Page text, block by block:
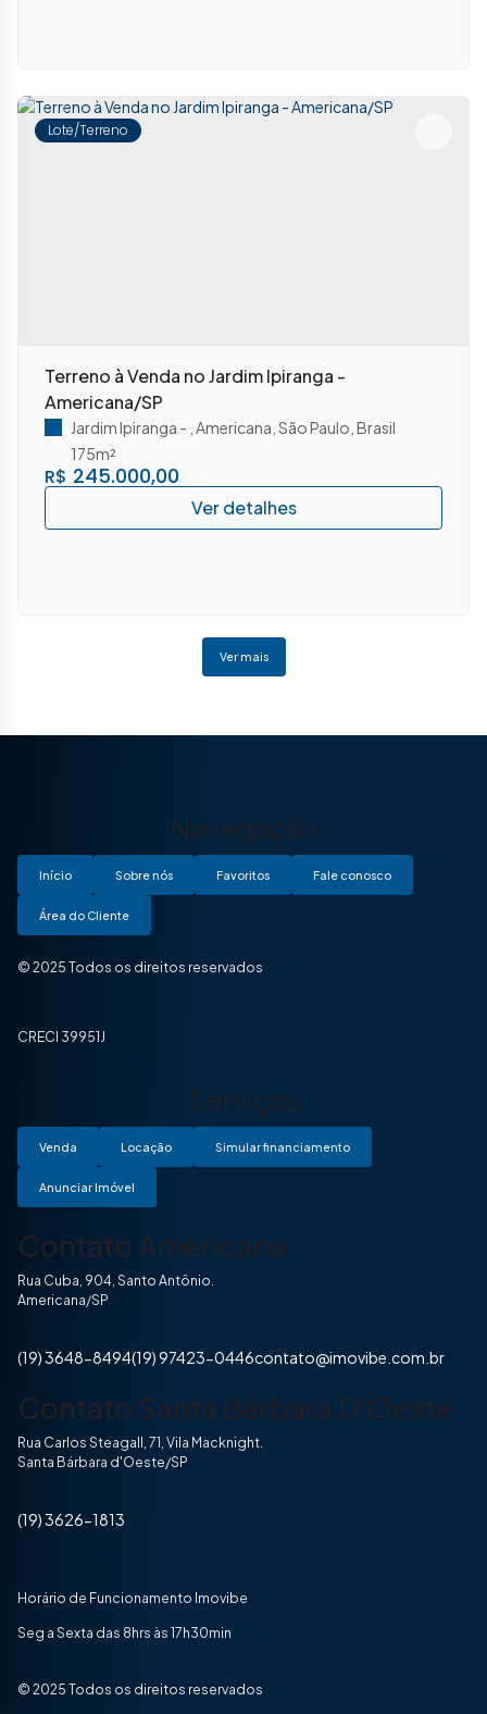
Lote/Terreno
Terreno à Venda no Jardim Ipiranga -
Americana/SP
R$ 245.000,00
Jardim Ipiranga Americana São Paulo Brasil
175m²
Navegação
Início Sobre nós Favoritos Fale conosco
Área do Cliente
© 2025 Todos os direitos reservados
CRECI 39951J
Serviços
Venda Locação Simular financiamento
Anunciar Imóvel
Contato Americana
Rua Cuba, 904, Santo Antônio.
Americana/SP
(19) 3648-8494(19) 97423-0446contato@imovibe.com.br
Contato Santa Bárbara D'Oeste
Rua Carlos Steagall, 71, Vila Macknight.
Santa Bárbara d'Oeste/SP
(19) 3626-1813
Horário de Funcionamento Imovibe
Seg a Sexta das 8hrs às 17h30min
© 2025 Todos os direitos reservados